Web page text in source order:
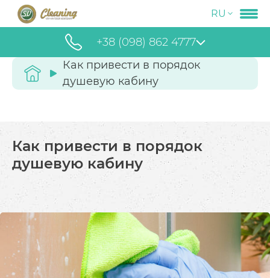
+38 (098) 862 4777
RU
Как привести в порядок
душевую кабину
Как привести в порядок
душевую кабину